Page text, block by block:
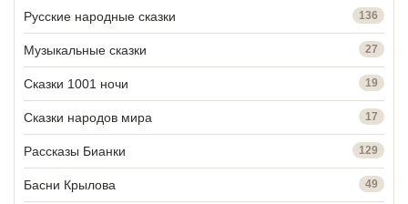
Русские народные сказки 136
Музыкальные сказки 27
Сказки 1001 ночи 19
Сказки народов мира 17
Рассказы Бианки 129
Басни Крылова 49